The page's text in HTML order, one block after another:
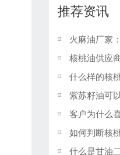
推荐资讯
火麻油厂家
如何判断核